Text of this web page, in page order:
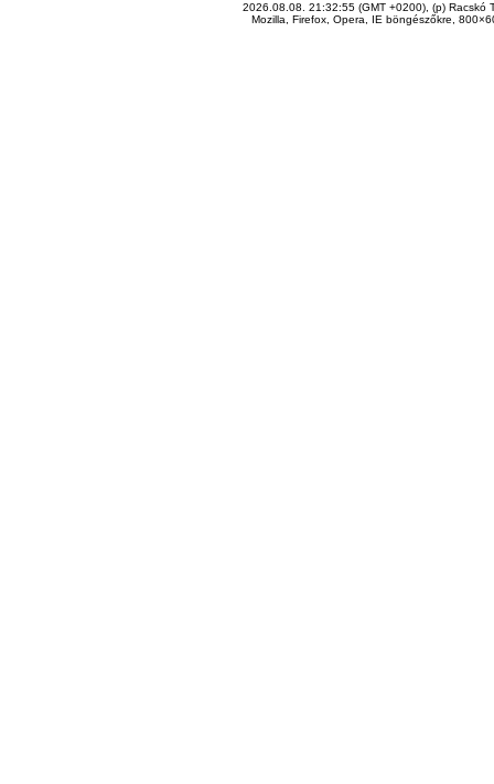
2026.08.08. 21:32:55 (GMT +0200), (p) Racskó
Mozilla, Firefox, Opera, IE böngészőkre,